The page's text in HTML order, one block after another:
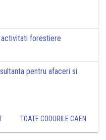
forestiere
pentru afaceri si
TOATE CODURILE CAEN